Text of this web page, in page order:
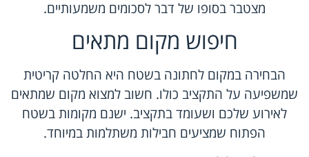
מצטבר בסופו של דבר לסכומים משמעותיים.
חיפוש מקום מתאים
הבחירה במקום לחתונה בשטח היא החלטה קריטית
שמשפיעה על התקציב כולו. חשוב למצוא מקום שמתאים
לאירוע שלכם ושעומד בתקציב. ישנם מקומות בשטח
הפתוח שמציעים חבילות משתלמות במיוחד.